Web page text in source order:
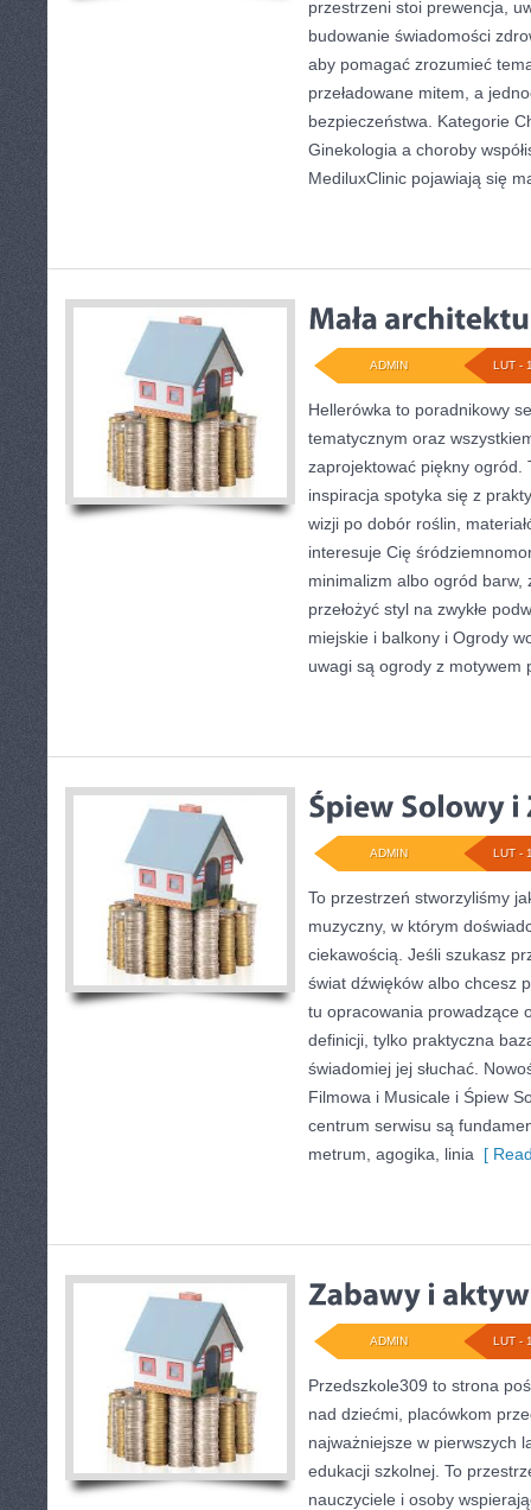
przestrzeni stoi prewencja,
budowanie świadomości
aby pomagać zrozumieć
przeładowane mitem, a
bezpieczeństwa. Kategorie
Ginekologia a choroby
MediluxClinic pojawiają się
LUT -
ADMIN
Hellerówka to poradnikowy
tematycznym oraz
zaprojektować piękny ogród.
inspiracja spotyka się z
wizji po dobór roślin,
interesuje Cię
minimalizm albo ogród barw,
przełożyć styl na zwykłe
miejskie i balkony i Ogrody
uwagi są ogrody z motywem
LUT -
ADMIN
To przestrzeń stworzyliśmy
muzyczny, w którym
ciekawością. Jeśli szukasz
świat dźwięków albo chcesz
tu opracowania prowadzące
definicji, tylko praktyczna
świadomiej jej słuchać.
Filmowa i Musicale i Śpiew
centrum serwisu są
metrum, agogika, linia [
LUT -
ADMIN
Przedszkole309 to strona
nad dziećmi, placówkom
najważniejsze w pierwszych
edukacji szkolnej. To
nauczyciele i osoby